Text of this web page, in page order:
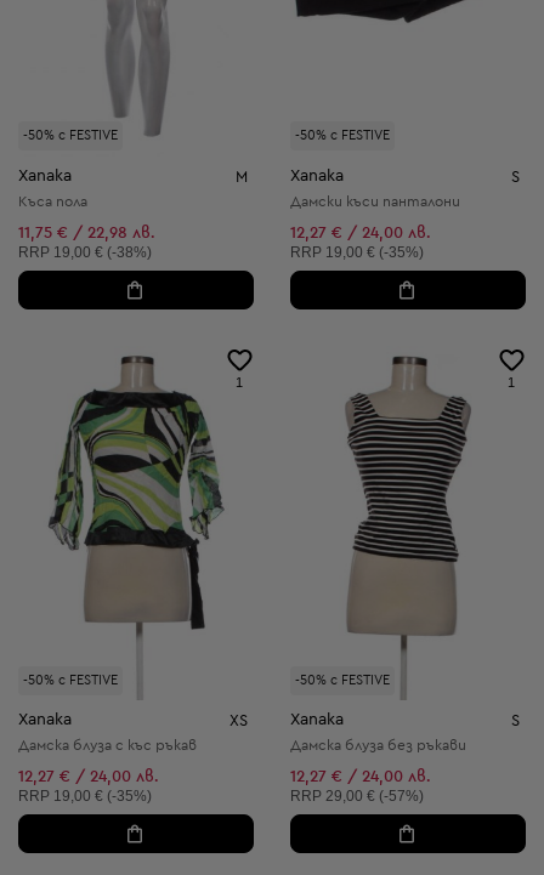
-50% с FESTIVE
Xanaka M
Къса пола
11,75 € / 22,98 лв.
Препоръчителна цена:
RRP 19,00 € (-38%)
-50% с FESTIVE
Xanaka S
Дамски къси панталони
12,27 € / 24,00 лв.
Препоръчителна цена:
RRP 19,00 € (-35%)
-50% с FESTIVE
1
Xanaka XS
Дамска блуза с къс ръкав
12,27 € / 24,00 лв.
Препоръчителна цена:
RRP 19,00 € (-35%)
-50% с FESTIVE
1
Xanaka S
Дамска блуза без ръкави
12,27 € / 24,00 лв.
Препоръчителна цена:
RRP 29,00 € (-57%)